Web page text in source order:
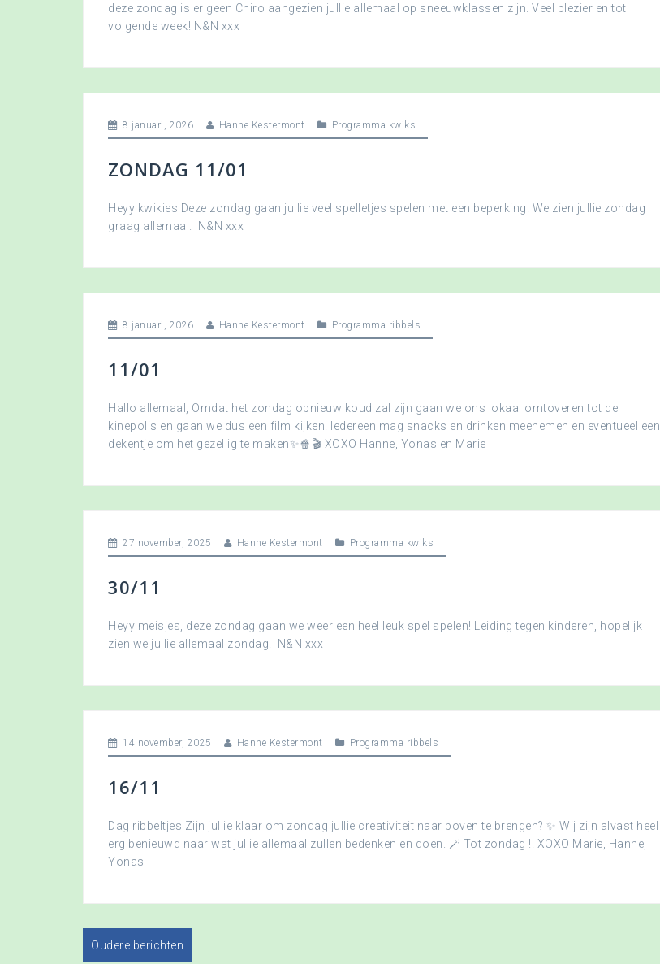
deze zondag is er geen Chiro aangezien jullie allemaal op sneeuwklassen zijn. Veel plezier en tot
volgende week! N&N xxx
8 januari, 2026 Hanne Kestermont Programma kwiks
ZONDAG 11/01
Heyy kwikies Deze zondag gaan jullie veel spelletjes spelen met een beperking. We zien jullie zondag
graag allemaal. N&N xxx
8 januari, 2026 Hanne Kestermont Programma ribbels
11/01
Hallo allemaal, Omdat het zondag opnieuw koud zal zijn gaan we ons lokaal omtoveren tot de
kinepolis en gaan we dus een film kijken. Iedereen mag snacks en drinken meenemen en eventueel een
dekentje om het gezellig te maken✨🍿🎬 XOXO Hanne, Yonas en Marie
27 november, 2025 Hanne Kestermont Programma kwiks
30/11
Heyy meisjes, deze zondag gaan we weer een heel leuk spel spelen! Leiding tegen kinderen, hopelijk
zien we jullie allemaal zondag! N&N xxx
14 november, 2025 Hanne Kestermont Programma ribbels
16/11
Dag ribbeltjes Zijn jullie klaar om zondag jullie creativiteit naar boven te brengen? ✨ Wij zijn alvast heel
erg benieuwd naar wat jullie allemaal zullen bedenken en doen. 🪄 Tot zondag !! XOXO Marie, Hanne,
Yonas
Oudere berichten